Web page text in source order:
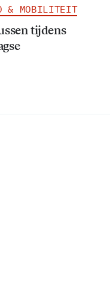
& MOBILITEIT
tijdens